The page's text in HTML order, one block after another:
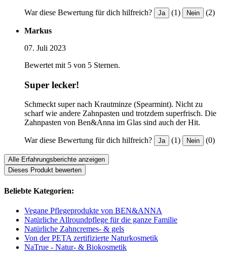
War diese Bewertung für dich hilfreich? Ja (1) Nein (2)
Markus
07. Juli 2023
Bewertet mit 5 von 5 Sternen.
Super lecker!
Schmeckt super nach Krautminze (Spearmint). Nicht zu
scharf wie andere Zahnpasten und trotzdem superfrisch. Die
Zahnpasten von Ben&Anna im Glas sind auch der Hit.
War diese Bewertung für dich hilfreich? Ja (1) Nein (0)
Alle Erfahrungsberichte anzeigen
Dieses Produkt bewerten
Beliebte Kategorien:
Vegane Pflegeprodukte von BEN&ANNA
Natürliche Allroundpflege für die ganze Familie
Natürliche Zahncremes- & gels
Von der PETA zertifizierte Naturkosmetik
NaTrue - Natur- & Biokosmetik